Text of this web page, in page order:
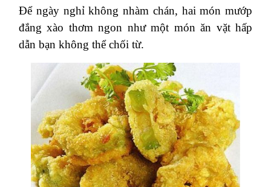
Để ngày nghỉ không nhàm chán, hai món mướp
đắng xào thơm ngon như một món ăn vặt hấp
dẫn bạn không thể chối từ.